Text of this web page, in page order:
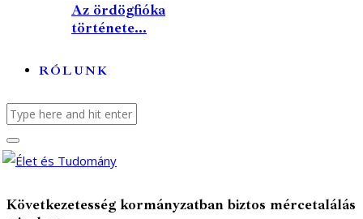
Az ördögfióka
története...
RÓLUNK
Következetesség kormányzatban biztos mércetalálás